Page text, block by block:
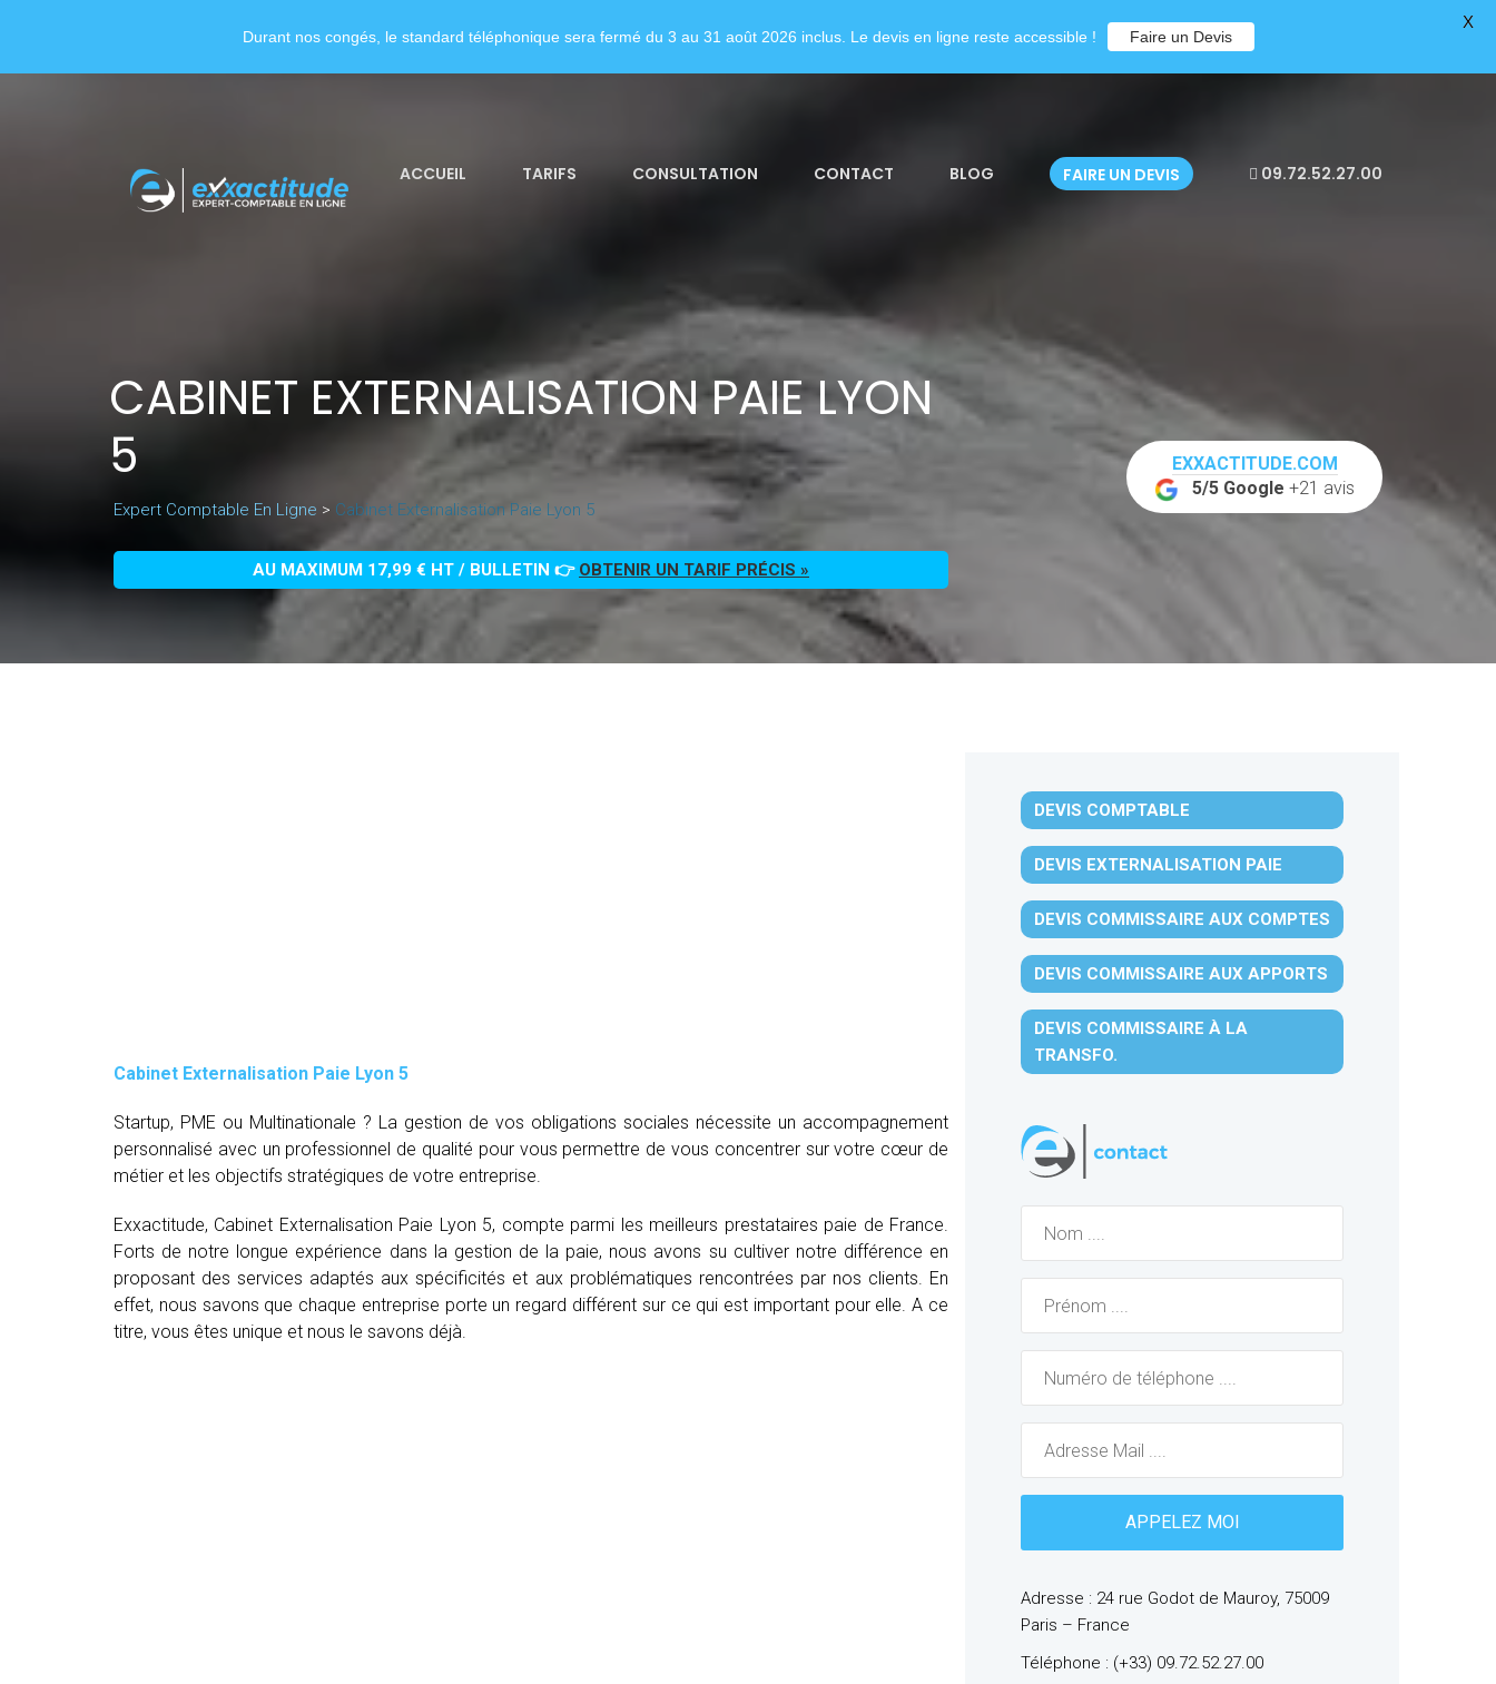
ACCUEIL TARIFS CONSULTATION CONTACT BLOG FAIRE UN DEVIS 09.72.52.27.00
CABINET EXTERNALISATION PAIE LYON
5
Expert Comptable En Ligne > Cabinet Externalisation Paie Lyon 5
AU MAXIMUM 17,99 € HT / BULLETIN 👉 OBTENIR UN TARIF PRÉCIS »
EXXACTITUDE.COM
5/5 Google +21 avis
Cabinet Externalisation Paie Lyon 5
Startup, PME ou Multinationale ? La gestion de vos obligations sociales nécessite un accompagnement
personnalisé avec un professionnel de qualité pour vous permettre de vous concentrer sur votre cœur de
métier et les objectifs stratégiques de votre entreprise.
Exxactitude, Cabinet Externalisation Paie Lyon 5, compte parmi les meilleurs prestataires paie de France.
Forts de notre longue expérience dans la gestion de la paie, nous avons su cultiver notre différence en
proposant des services adaptés aux spécificités et aux problématiques rencontrées par nos clients. En
effet, nous savons que chaque entreprise porte un regard différent sur ce qui est important pour elle. A ce
titre, vous êtes unique et nous le savons déjà.
DEVIS COMPTABLE
DEVIS EXTERNALISATION PAIE
DEVIS COMMISSAIRE AUX COMPTES
DEVIS COMMISSAIRE AUX APPORTS
DEVIS COMMISSAIRE À LA
TRANSFO.
Adresse : 24 rue Godot de Mauroy, 75009
Paris – France
Téléphone : (+33) 09.72.52.27.00
Durant nos congés, le standard téléphonique sera fermé du 3 au 31 août 2026 inclus. Le devis en ligne reste accessible ! Faire un Devis
X